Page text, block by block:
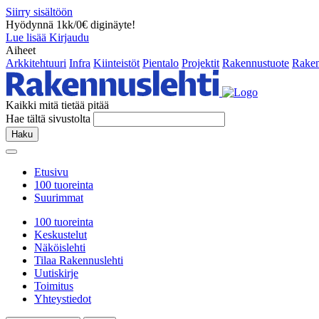
Siirry sisältöön
Hyödynnä 1kk/0€ diginäyte!
Lue lisää Kirjaudu
Aiheet
Arkkitehtuuri Infra Kiinteistöt Pientalo Projektit Rakennustuote
Kaikki mitä tietää pitää
Hae tältä sivustolta
Haku
Etusivu
100 tuoreinta
Suurimmat
100 tuoreinta
Keskustelut
Näköislehti
Tilaa Rakennuslehti
Uutiskirje
Toimitus
Yhteystiedot